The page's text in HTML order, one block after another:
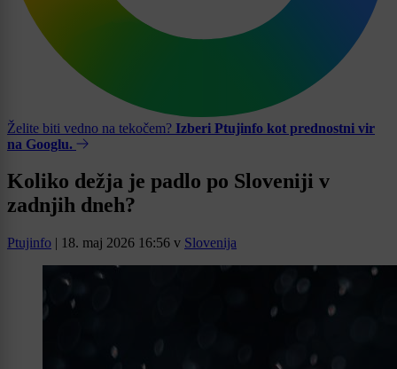
Želite biti vedno na tekočem? Izberi Ptujinfo kot prednostni vir
na Googlu.
Koliko dežja je padlo po Sloveniji v
zadnjih dneh?
Ptujinfo | 18. maj 2026 16:56 v Slovenija